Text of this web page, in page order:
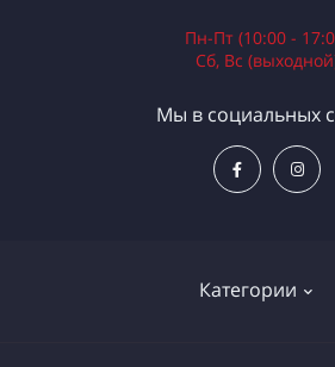
Категории
Пн-Пт (10:00 -
Сб, Вс
Мы в социальных